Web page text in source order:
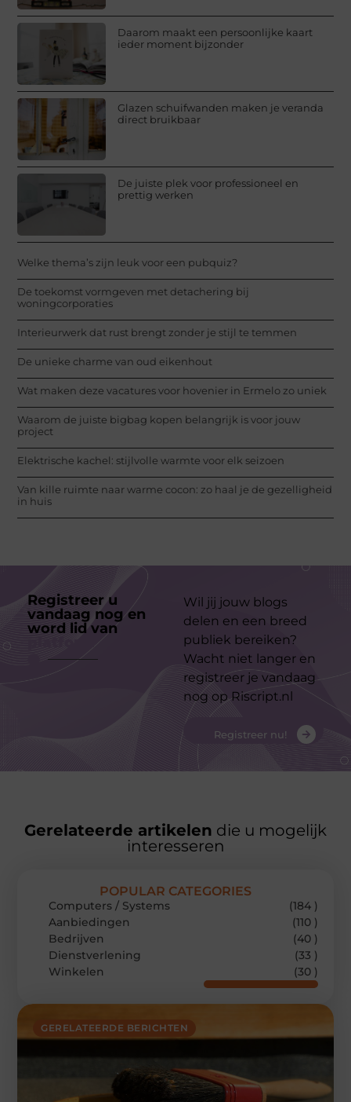
Daarom maakt een persoonlijke kaart
ieder moment bijzonder
Glazen schuifwanden maken je veranda
direct bruikbaar
De juiste plek voor professioneel en
prettig werken
Welke thema’s zijn leuk voor een pubquiz?
De toekomst vormgeven met detachering bij
woningcorporaties
Interieurwerk dat rust brengt zonder je stijl te temmen
De unieke charme van oud eikenhout
Wat maken deze vacatures voor hovenier in Ermelo zo uniek
Waarom de juiste bigbag kopen belangrijk is voor jouw
project
Elektrische kachel: stijlvolle warmte voor elk seizoen
Van kille ruimte naar warme cocon: zo haal je de gezelligheid
in huis
Registreer u
vandaag nog en
word lid van
Wil jij jouw blogs
delen en een breed
publiek bereiken?
Wacht niet langer en
registreer je vandaag
nog op Riscript.nl
Registreer nu!
Gerelateerde artikelen die u mogelijk
interesseren
GERELATEERDE BERICHTEN
POPULAR CATEGORIES
Computers / Systems
(184 )
Aanbiedingen
(110 )
Bedrijven
(40 )
Dienstverlening
(33 )
Winkelen
(30 )